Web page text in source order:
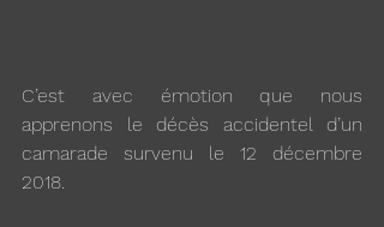
C’est avec émotion que nous
apprenons le décès accidentel d’un
camarade survenu le 12 décembre
2018.